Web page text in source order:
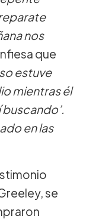
nos
que
estuve
mientras él
en las
se